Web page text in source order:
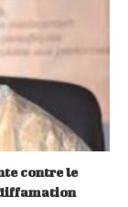
contre le